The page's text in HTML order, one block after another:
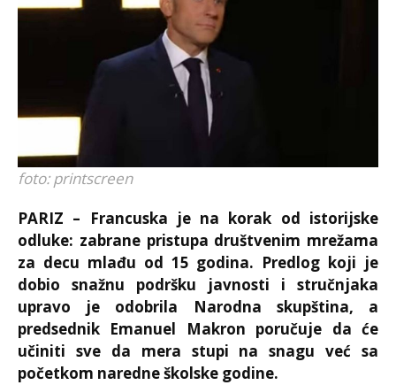
foto: printscreen
PARIZ – Francuska je na korak od istorijske
odluke: zabrane pristupa društvenim mrežama
za decu mlađu od 15 godina. Predlog koji je
dobio snažnu podršku javnosti i stručnjaka
upravo je odobrila Narodna skupština, a
predsednik Emanuel Makron poručuje da će
učiniti sve da mera stupi na snagu već sa
početkom naredne školske godine.